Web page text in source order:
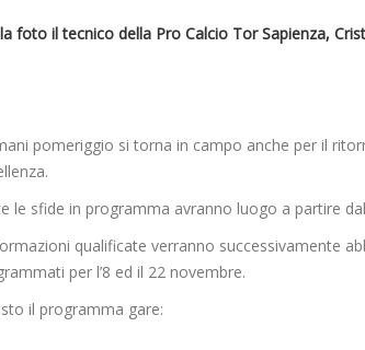
foto il tecnico della Pro Calcio Tor Sapienza,
pomeriggio si torna in campo anche per il
le sfide in programma avranno luogo a partire
qualificate verranno successivamente
per l’8 ed il 22 novembre.
il programma gare: